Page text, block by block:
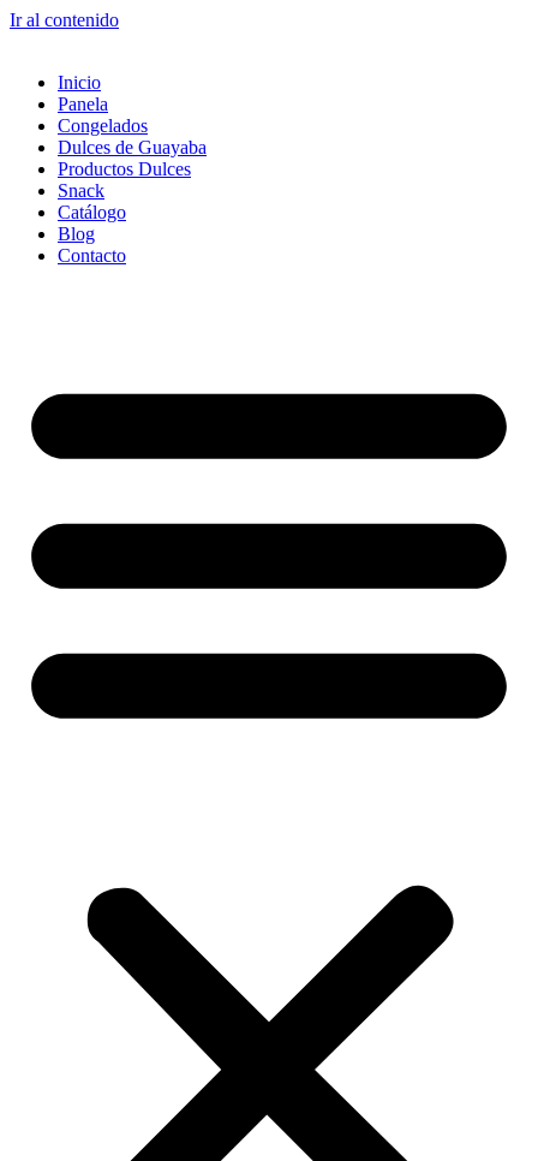
Ir al contenido
Inicio
Panela
Congelados
Dulces de Guayaba
Productos Dulces
Snack
Catálogo
Blog
Contacto